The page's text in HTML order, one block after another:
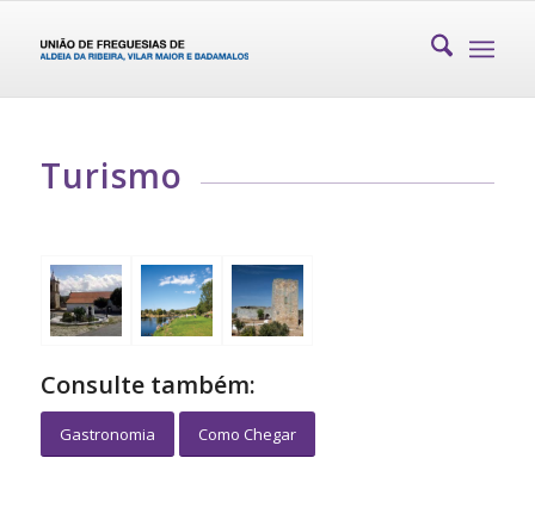
Turismo
Consulte também:
Gastronomia Como Chegar